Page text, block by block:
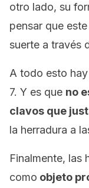
otro lado, su
pensar que
suerte a través
A todo esto
7. Y es que no
clavos que
la herradura a
Finalmente, las
como objeto